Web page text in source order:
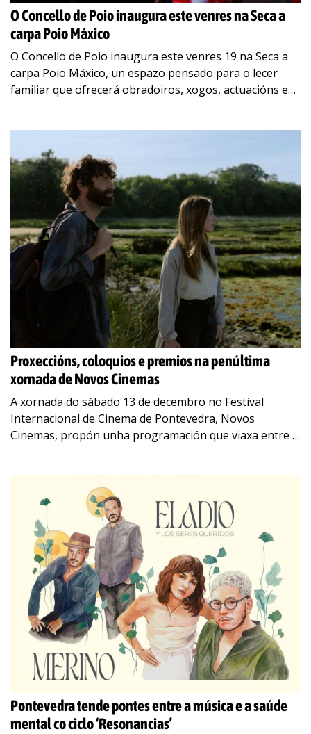
O Concello de Poio inaugura este venres na Seca a
carpa Poio Máxico
O Concello de Poio inaugura este venres 19 na Seca a
carpa Poio Máxico, un espazo pensado para o lecer
familiar que ofrecerá obradoiros, xogos, actuacións e
Proxeccións, coloquios e premios na penúltima
xornada de Novos Cinemas
A xornada do sábado 13 de decembro no Festival
Internacional de Cinema de Pontevedra, Novos
Cinemas, propón unha programación que viaxa entre o
Pontevedra tende pontes entre a música e a saúde
mental co ciclo ‘Resonancias’